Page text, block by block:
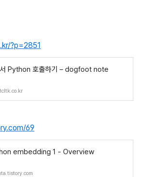
?p=2851
Python 호출하기 – dogfoot note
69
embedding 1 - Overview